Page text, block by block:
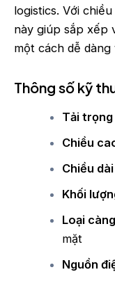
logistics. Với
này giúp sắp xếp
một cách dễ dàng
Thông số kỹ
Tải
Chiều
Chiều
Khối
Loại càng
mặt
Nguồn